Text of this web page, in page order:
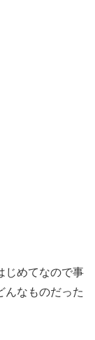
じめてなので事
んなものだった